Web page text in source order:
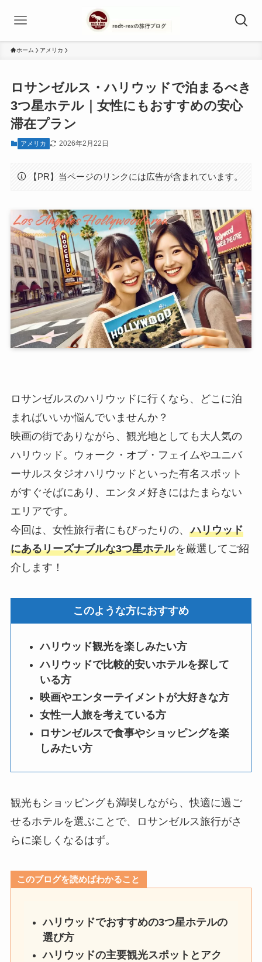
ホーム アメリカ
ロサンゼルス・ハリウッドで泊まるべき
3つ星ホテル｜女性にもおすすめの安心
滞在プラン
アメリカ 2026年2月22日
【PR】当ページのリンクには広告が含まれています。
ロサンゼルスのハリウッドに行くなら、どこに泊
まればいいか悩んでいませんか？
映画の街でありながら、観光地としても大人気の
ハリウッド。ウォーク・オブ・フェイムやユニバ
ーサルスタジオハリウッドといった有名スポット
がすぐそばにあり、エンタメ好きにはたまらない
エリアです。
今回は、女性旅行者にもぴったりの、 ハリウッド
にあるリーズナブルな3つ星ホテルを厳選してご紹
介します！
このような方におすすめ
ハリウッド観光を楽しみたい方
ハリウッドで比較的安いホテルを探して
いる方
映画やエンターテイメントが大好きな方
女性一人旅を考えている方
ロサンゼルスで食事やショッピングを楽
しみたい方
観光もショッピングも満喫しながら、快適に過ご
せるホテルを選ぶことで、ロサンゼルス旅行がさ
らに楽しくなるはず。
このブログを読めばわかること
ハリウッドでおすすめの3つ星ホテルの
選び方
ハリウッドの主要観光スポットとアク